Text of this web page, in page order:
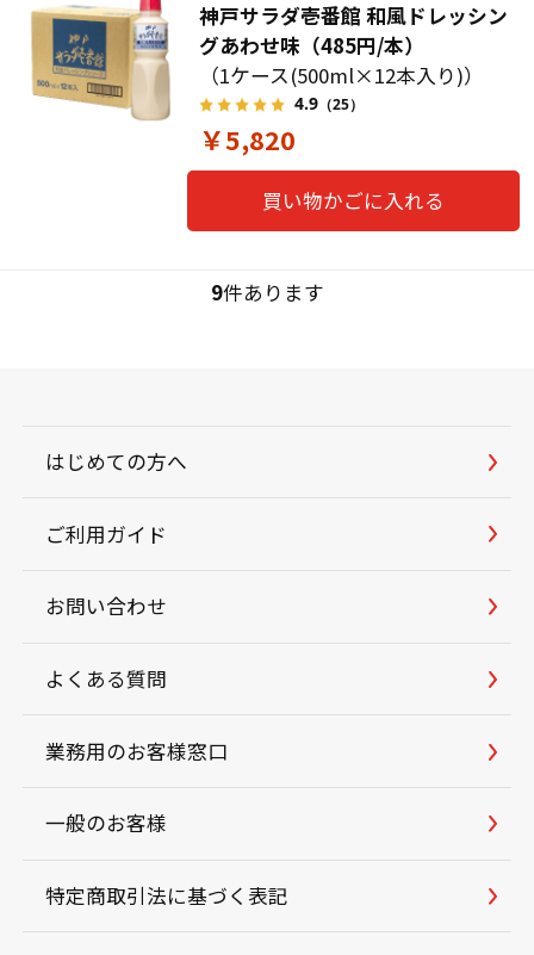
神戸サラダ壱番館 和風ドレッシン
グあわせ味（485円/本）
（1ケース(500ml×12本入り)）
4.9（25）
￥5,820
買い物かごに入れる
9件あります
はじめての方へ
ご利用ガイド
お問い合わせ
よくある質問
業務用のお客様窓口
一般のお客様
特定商取引法に基づく表記